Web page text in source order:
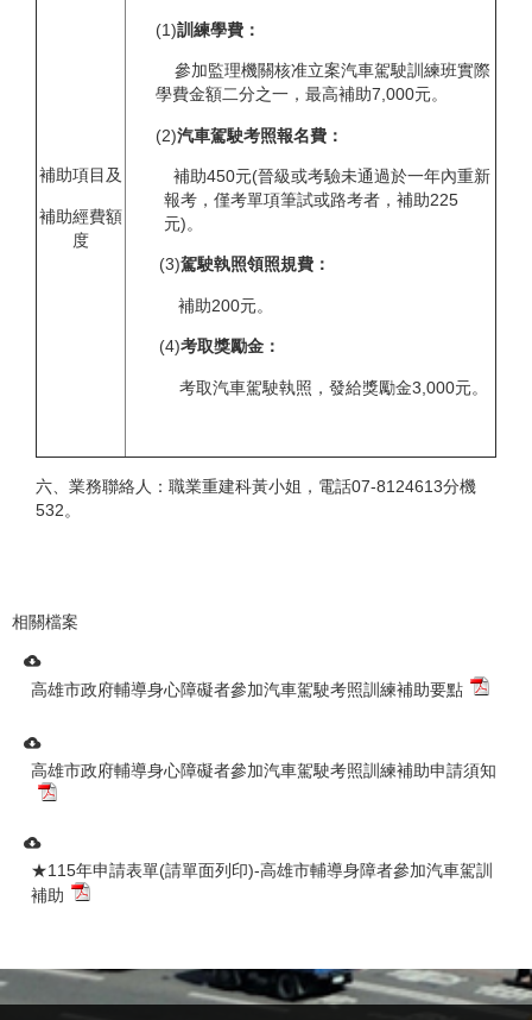
補助項目及
補助經費額
度
(1)訓練學費：
參加監理機關核准立案汽車駕駛訓練班實際
學費金額二分之一，最高補助7,000元。
(2)汽車駕駛考照報名費：
補助450元(晉級或考驗未通過於一年內重新
報考，僅考單項筆試或路考者，補助225
元)。
(3)駕駛執照領照規費：
補助200元。
(4)考取獎勵金：
考取汽車駕駛執照，發給獎勵金3,000元。
六、業務聯絡人：職業重建科黃小姐，電話07-8124613分機
532。
相關檔案
高雄市政府輔導身心障礙者參加汽車駕駛考照訓練補助要點
高雄市政府輔導身心障礙者參加汽車駕駛考照訓練補助申請須知
★115年申請表單(請單面列印)-高雄市輔導身障者參加汽車駕訓
補助